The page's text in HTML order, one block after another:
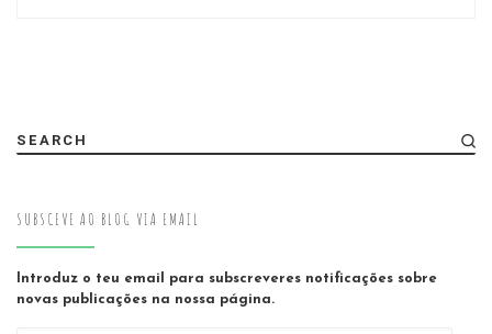
SEARCH
SUBSCEVE AO BLOG VIA EMAIL
Introduz o teu email para subscreveres notificações sobre
novas publicações na nossa página.